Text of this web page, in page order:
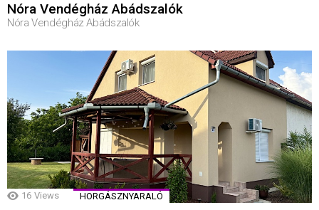
Nóra Vendégház Abádszalók
Nóra Vendégház Abádszalók
16 Views HORGÁSZNYARALÓ